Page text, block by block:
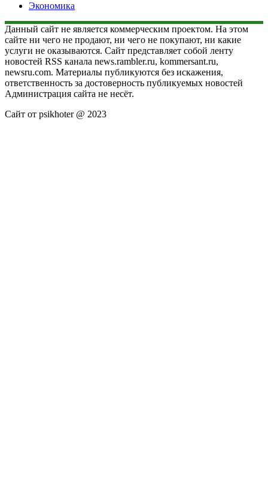
Экономика
Данный сайт не является коммерческим проектом. На этом
сайте ни чего не продают, ни чего не покупают, ни какие
услуги не оказываются. Сайт представляет собой ленту
новостей RSS канала news.rambler.ru, kommersant.ru,
newsru.com. Материалы публикуются без искажения,
ответственность за достоверность публикуемых новостей
Администрация сайта не несёт.
Сайт от psikhoter @ 2023